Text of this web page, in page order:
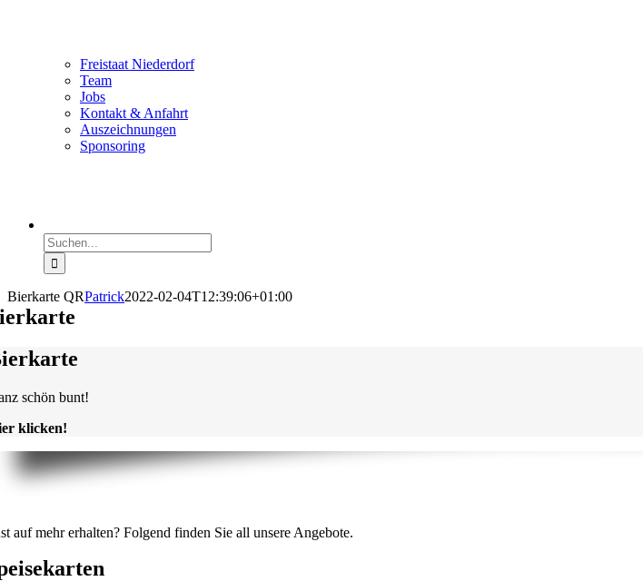
Freistaat Niederdorf
Team
Jobs
Kontakt & Anfahrt
Auszeichnungen
Sponsoring
Suche
nach:
Bierkarte QRPatrick2022-02-04T12:39:06+01:00
schön bunt!
klicken!
auf mehr erhalten? Folgend finden Sie all unsere Angebote.